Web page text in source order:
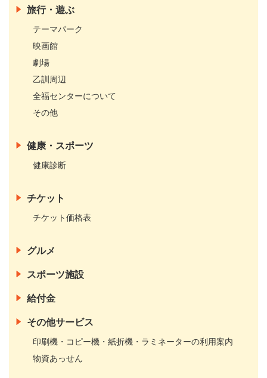
旅行・遊ぶ
テーマパーク
映画館
劇場
乙訓周辺
全福センターについて
その他
健康・スポーツ
健康診断
チケット
チケット価格表
グルメ
スポーツ施設
給付金
その他サービス
印刷機・コピー機・紙折機・ラミネーターの利用案内
物資あっせん